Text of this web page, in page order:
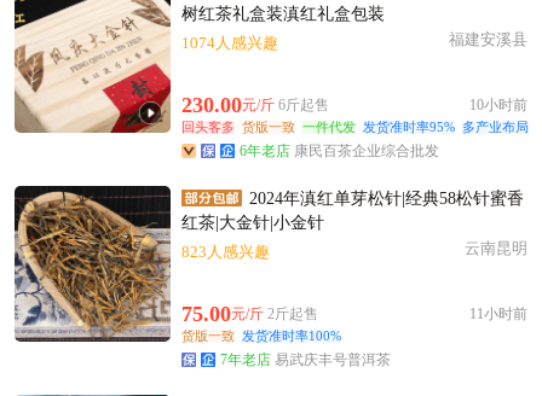
附近吕**老板12小时前看了商品
附近姜**老板4分钟前看了商品
树红茶礼盒装滇红礼盒包装
1074人感兴趣
福建安溪县
230.00元/斤 6斤起售 10小时前
回头客多 货版一致 一件代发 发货准时率95% 多产业布局
6年老店 康民百茶企业综合批发
2024年滇红单芽松针|经典58松针蜜香
红茶|大金针|小金针
823人感兴趣
云南昆明
75.00元/斤 2斤起售 11小时前
货版一致 发货准时率100%
7年老店 易武庆丰号普洱茶